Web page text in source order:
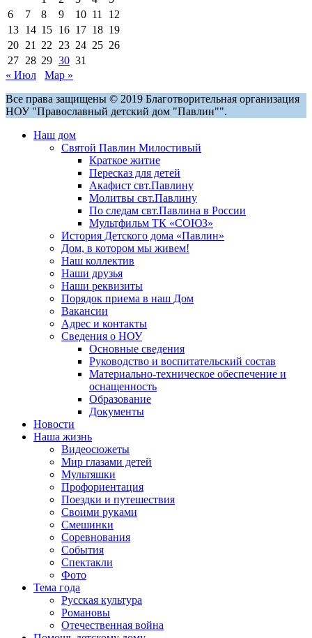
6
7 8 9 10 11
12
13 14 15 16 17 18 19
20 21 22 23 24 25 26
27 28 29 30 31
« Июл
Мар »
Все права защищены © 2019 Благотворительная организация
НОУ "Православный детский дом "Павлин"".
Наш дом
Святой Павлин Милостивый
Краткое житие
Пересказ для детей
Акафист свт.Павлину
Молитвы свт.Павлину
По следам свт.Павлина в России
Мультфильм ТК «СОЮЗ»
История Детского дома «Павлин»
Дом, в котором мы живем!
Наш коллектив
Наши друзья
Наши реквизиты
Порядок приема в наш Дом
Вакансии
Адрес и контакты
Сведения о НОУ
Основные сведения
Руководство и воспитательский состав
Материально-техническое обеспечение и
оснащенность
Образование
Документы
Новости
Наша жизнь
Видеосюжеты
Мир глазами детей
Мультяшки
Профориентация
Поездки и путешествия
Своими руками
Смешинки
Соревнования
События
Спектакли
Фото
Тема года
Русская культура
Романовы
Отечественная война